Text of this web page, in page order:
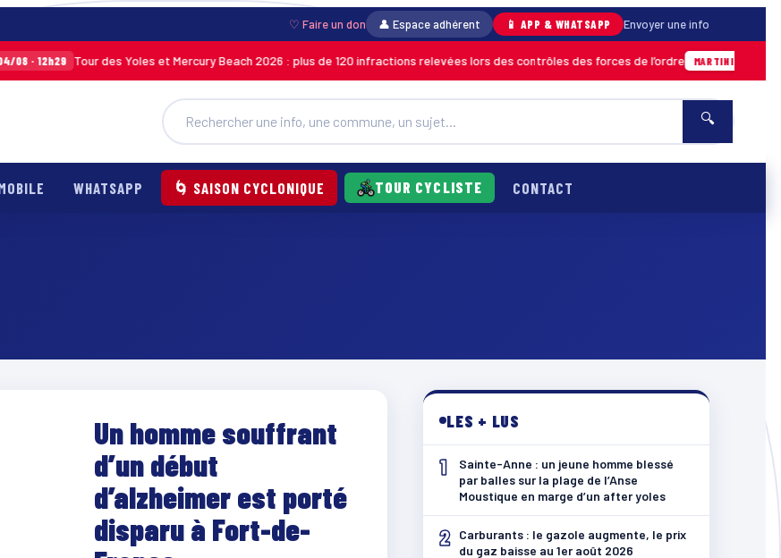
♡ Faire un don 👤 Espace adhérent 📱 APP & WHATSAPP Envoyer une info
· 12h29 Tour des Yoles et Mercury Beach 2026 : plus de 120 infractions relevées lors des contrôles des forces de l’ordre MARTINIQUE
🔍
WHATSAPP 🌀 SAISON CYCLONIQUE TOUR CYCLISTE CONTACT
Un homme souffrant
d’un début
d’alzheimer est porté
disparu à Fort-de-
LES + LUS
1
Sainte-Anne : un jeune homme blessé
par balles sur la plage de l’Anse
Moustique en marge d’un after yoles
2
Carburants : le gazole augmente, le prix
du gaz baisse au 1er août 2026